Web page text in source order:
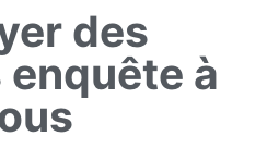
des
à